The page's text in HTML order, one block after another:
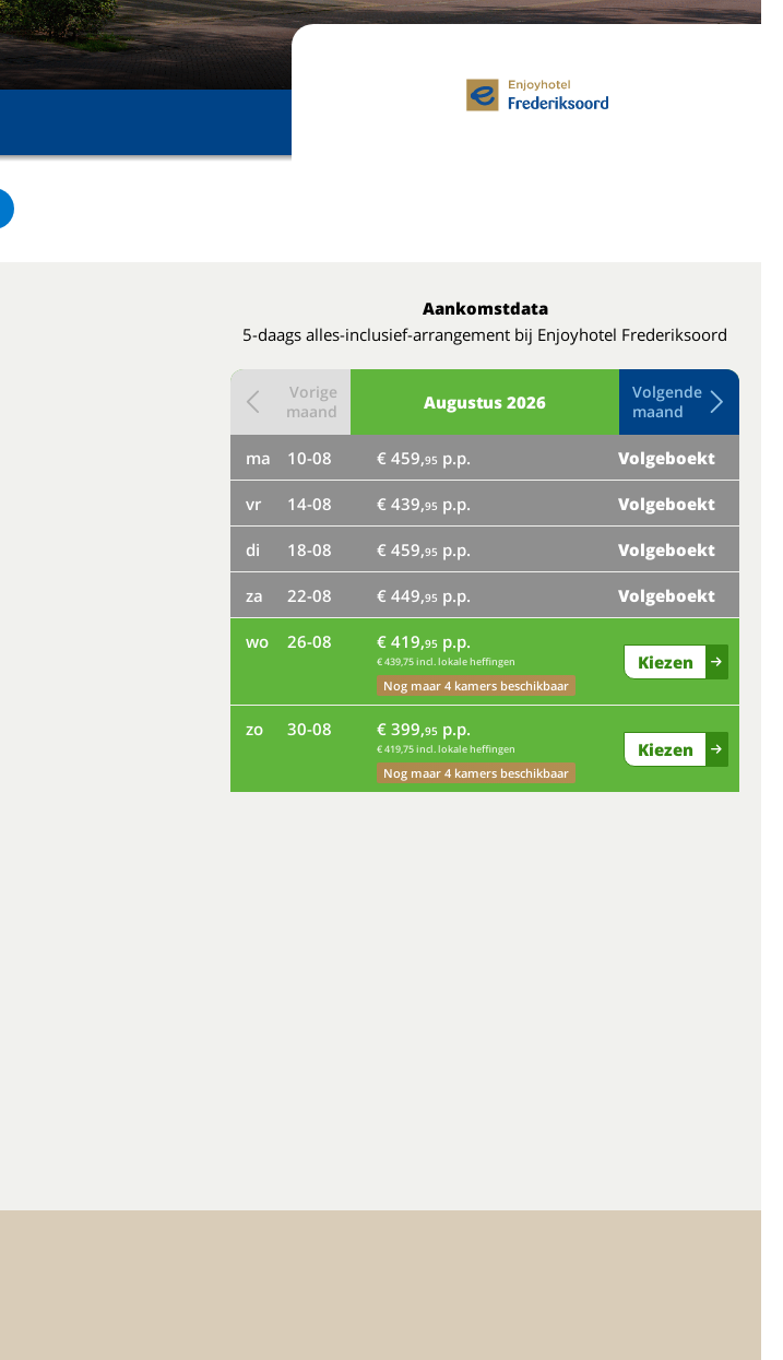
Aankomstdata
5-daags alles-inclusief-arrangement bij Enjoyhotel Frederiksoord
Augustus 2026
Vorige
maand
Volgende
maand
ma 10-08 € 459,95 p.p. Volgeboekt
vr 14-08 € 439,95 p.p. Volgeboekt
di 18-08 € 459,95 p.p. Volgeboekt
za 22-08 € 449,95 p.p. Volgeboekt
wo 26-08 € 419,95 p.p.
€ 439,75 incl. lokale heffingen
Nog maar 4 kamers beschikbaar
Kiezen
zo 30-08 € 399,95 p.p.
€ 419,75 incl. lokale heffingen
Nog maar 4 kamers beschikbaar
Kiezen